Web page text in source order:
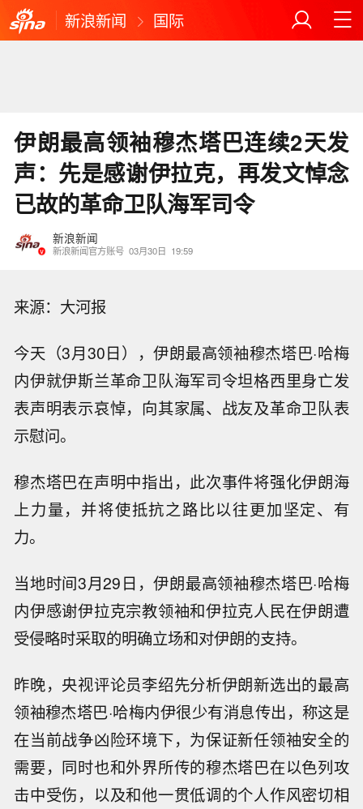
新浪新闻 国际
伊朗最高领袖穆杰塔巴连续2天发
声：先是感谢伊拉克，再发文悼念
已故的革命卫队海军司令
新浪新闻
新浪新闻官方账号 03月30日 19:59
来源：大河报
今天（3月30日），伊朗最高领袖穆杰塔巴·哈梅
内伊就伊斯兰革命卫队海军司令坦格西里身亡发
表声明表示哀悼，向其家属、战友及革命卫队表
示慰问。
穆杰塔巴在声明中指出，此次事件将强化伊朗海
上力量，并将使抵抗之路比以往更加坚定、有
力。
当地时间3月29日，伊朗最高领袖穆杰塔巴·哈梅
内伊感谢伊拉克宗教领袖和伊拉克人民在伊朗遭
受侵略时采取的明确立场和对伊朗的支持。
昨晚，央视评论员李绍先分析伊朗新选出的最高
领袖穆杰塔巴·哈梅内伊很少有消息传出，称这是
在当前战争凶险环境下，为保证新任领袖安全的
需要，同时也和外界所传的穆杰塔巴在以色列攻
击中受伤，以及和他一贯低调的个人作风密切相